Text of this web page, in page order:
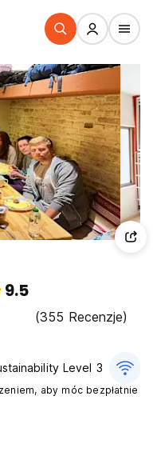
9.5
(355 Recenzje)
Level 3
aby móc bezpłatnie